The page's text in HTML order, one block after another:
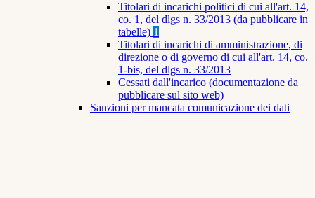
Titolari di incarichi politici di cui all'art. 14,
co. 1, del dlgs n. 33/2013 (da pubblicare in
tabelle) 1
Titolari di incarichi di amministrazione, di
direzione o di governo di cui all'art. 14, co.
1-bis, del dlgs n. 33/2013
Cessati dall'incarico (documentazione da
pubblicare sul sito web)
Sanzioni per mancata comunicazione dei dati